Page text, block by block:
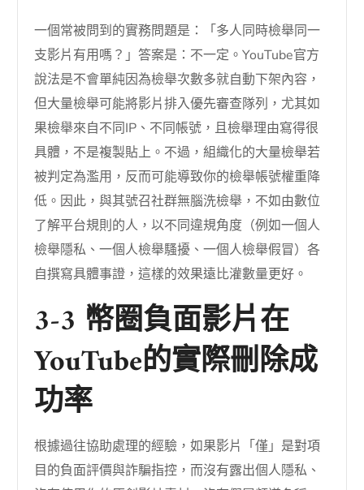
一個常被問到的實務問題是：「多人同時檢舉同一
支影片有用嗎？」答案是：不一定。YouTube官方
說法是不會單純因為檢舉次數多就自動下架內容，
但大量檢舉可能將影片排入優先審查隊列，尤其如
果檢舉來自不同IP、不同帳號，且檢舉理由寫得很
具體，不是複製貼上。不過，組織化的大量檢舉若
被判定為濫用，反而可能導致你的檢舉帳號權重降
低。因此，與其號召社群無腦洗檢舉，不如由數位
了解平台規則的人，以不同違規角度（例如一個人
檢舉隱私、一個人檢舉騷擾、一個人檢舉假冒）各
自撰寫具體事證，這樣的效果遠比灌數量更好。
3-3 幣圈負面影片在
YouTube的實際刪除成
功率
根據過往協助處理的經驗，如果影片「僅」是對項
目的負面評價與詐騙指控，而沒有露出個人隱私、